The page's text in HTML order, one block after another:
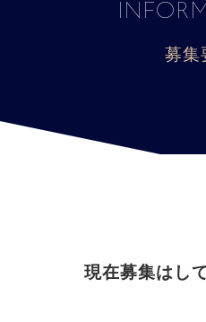
募集
現在募集はし